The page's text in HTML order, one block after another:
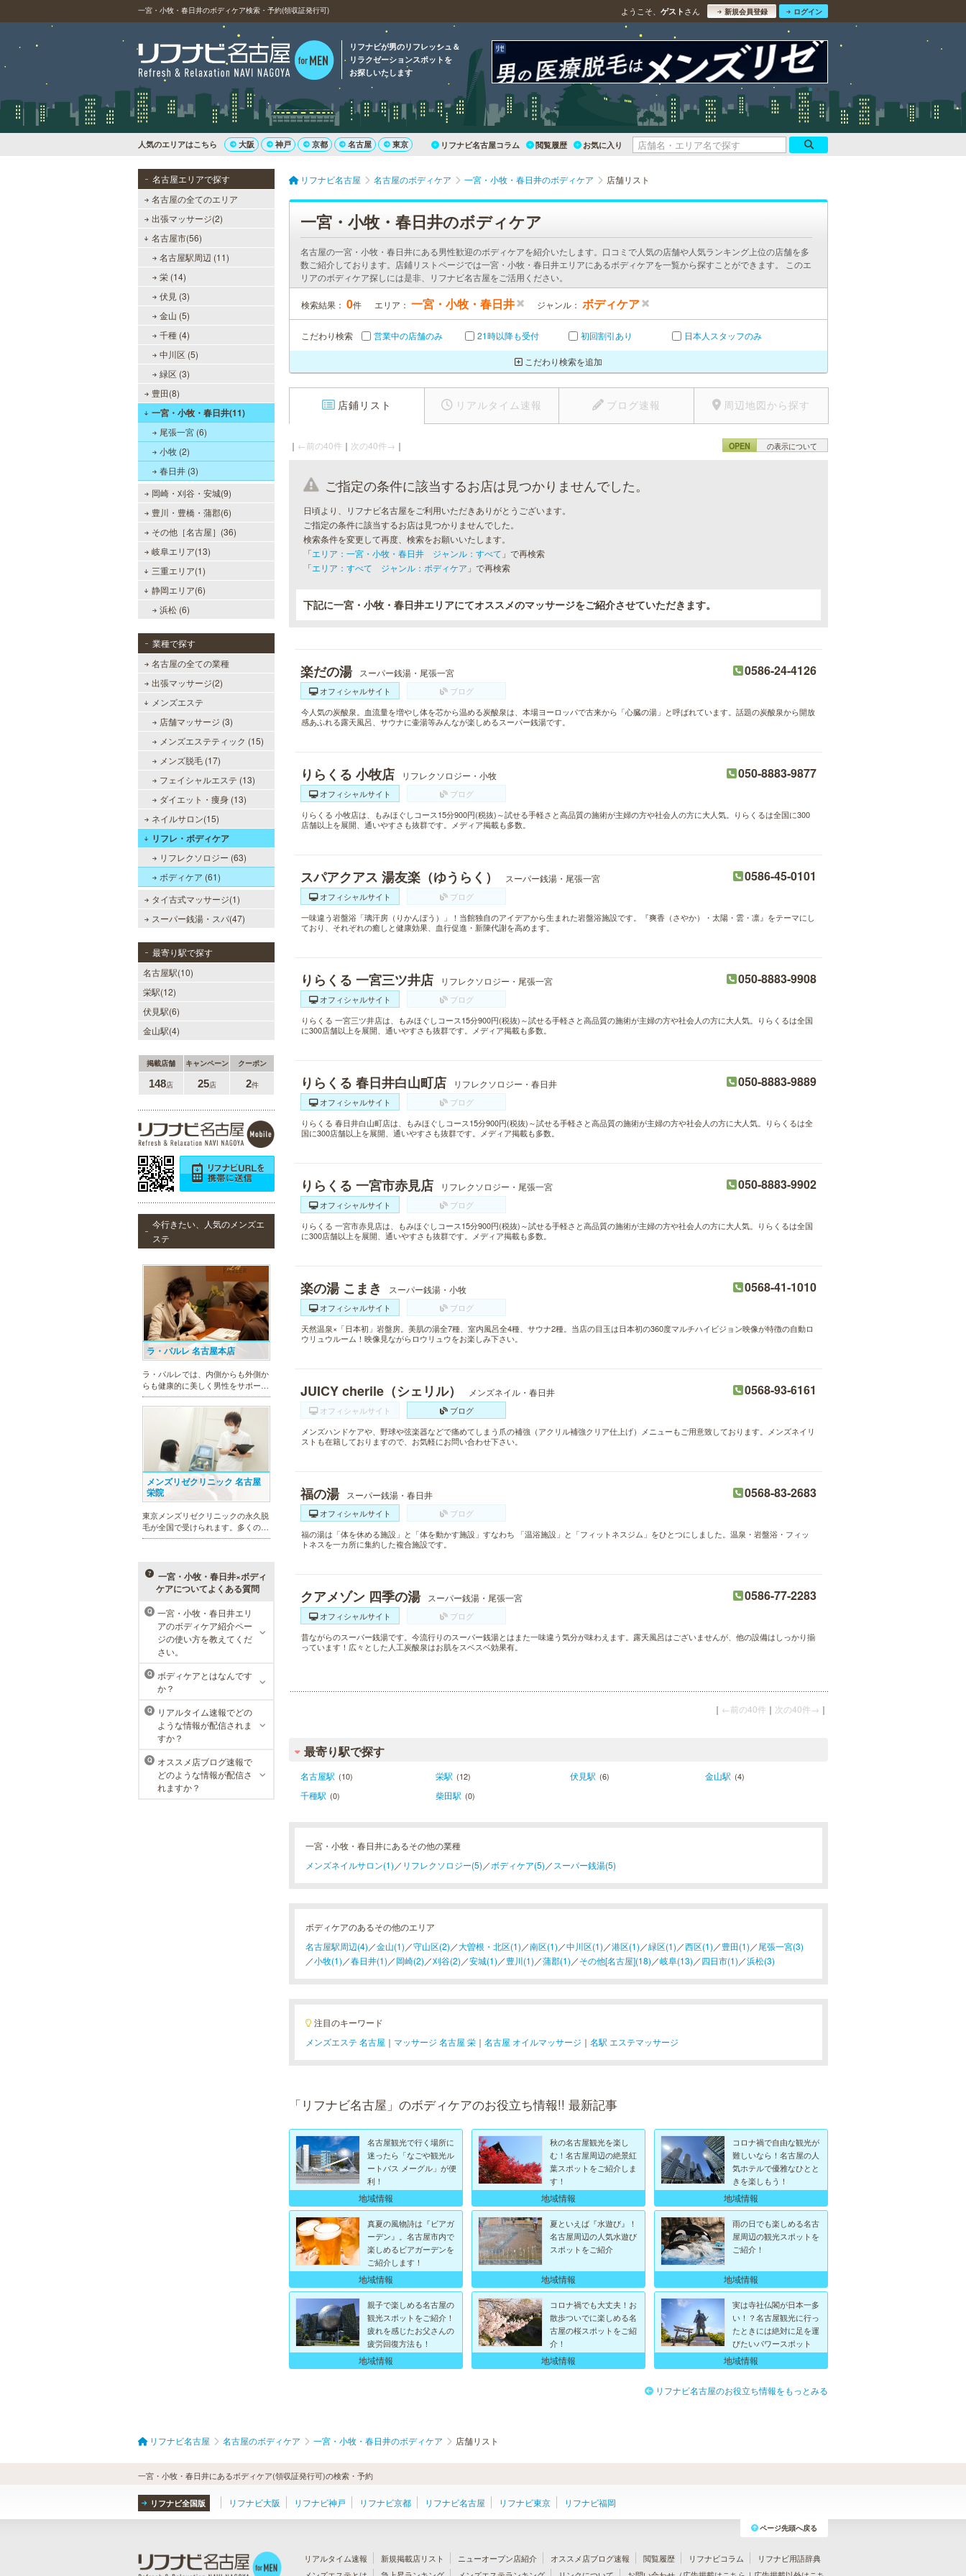
一宮・小牧・春日井のボディケア検索・予約(領収証発行可) ようこそ、 ゲスト さん 新規会員登録 ログイン
リフナビが男のリフレッシュ＆
リラクゼーションスポットを
お探しいたします
人気のエリアはこちら 大阪 神戸 京都 名古屋 東京 リフナビ名古屋コラム 閲覧履歴 お気に入り
名古屋エリアで探す
名古屋の全てのエリア
出張マッサージ(2)
名古屋市(56)
名古屋駅周辺 (11)
栄 (14)
伏見 (3)
金山 (5)
千種 (4)
中川区 (5)
緑区 (3)
豊田(8)
一宮・小牧・春日井(11)
尾張一宮 (6)
小牧 (2)
春日井 (3)
岡崎・刈谷・安城(9)
豊川・豊橋・蒲郡(6)
その他［名古屋］(36)
岐阜エリア(13)
三重エリア(1)
静岡エリア(6)
浜松 (6)
業種で探す
名古屋の全ての業種
出張マッサージ(2)
メンズエステ
店舗マッサージ (3)
メンズエステティック (15)
メンズ脱毛 (17)
フェイシャルエステ (13)
ダイエット・痩身 (13)
ネイルサロン(15)
リフレ・ボディケア
リフレクソロジー (63)
ボディケア (61)
タイ古式マッサージ(1)
スーパー銭湯・スパ(47)
最寄り駅で探す
名古屋駅(10)
栄駅(12)
伏見駅(6)
金山駅(4)
掲載店舗 キャンペーン クーポン
148店 25店 2件
今行きたい、人気のメンズエ
ステ
ラ・パルレ 名古屋本店
ラ・パルレでは、内側からも外側か
らも健康的に美しく男性をサポー
ト。脱メタボリックやダイエット、
マッチョコースやにきび内外コー
ス、アロマトリートメント等多彩な
メニューをご用意。お得な体験コー
スも多数！
メンズリゼクリニック 名古屋
栄院
東京メンズリゼクリニックの永久脱
毛が全国で受けられます。多くの男
性患者様にご支持頂き、新宿1院か
展開するクリニックになりました。
MEN’S TBC 名古屋本店
メンズTBCは、創業以来男性の健康
的な美を追究してきました。豊富な
脱毛メニューを始め、フェイシャル
ケア、下腹引き締め等、各種お得な
体験コースを取り揃えています。選
べる種類の多さで初めての方も安心
です。
一宮・小牧・春日井×ボディ
ケアについてよくある質問
Q
一宮・小牧・春日井エリ
アのボディケア紹介ペー
ジの使い方を教えてくだ
さい。
Q
ボディケアとはなんです
か？
Q
リアルタイム速報でどの
ような情報が配信されま
すか？
Q
オススメ店ブログ速報で
どのような情報が配信さ
れますか？
リフナビ名古屋 名古屋のボディケア 一宮・小牧・春日井のボディケア 店舗リスト
一宮・小牧・春日井のボディケア
名古屋の一宮・小牧・春日井にある男性歓迎のボディケアを紹介いたします。口コミで人気の店舗や人気ランキング上位の店舗を多
数ご紹介しております。店鋪リストページでは一宮・小牧・春日井エリアにあるボディケアを一覧から探すことができます。 このエ
リアのボディケア探しには是非、リフナビ名古屋をご活用ください。
検索結果： 0件 エリア： 一宮・小牧・春日井 ジャンル： ボディケア
こだわり検索 営業中の店舗のみ 21時以降も受付 初回割引あり 日本人スタッフのみ
こだわり検索を追加
店鋪リスト リアルタイム速報 ブログ速報 周辺地図から探す
｜ ←前の40件 ｜ 次の40件→ ｜ OPEN の表示について
ご指定の条件に該当するお店は見つかりませんでした。
日頃より、リフナビ名古屋をご利用いただきありがとうございます。
ご指定の条件に該当するお店は見つかりませんでした。
検索条件を変更して再度、検索をお願いいたします。
「エリア：一宮・小牧・春日井 ジャンル：すべて 」で再検索
「エリア：すべて ジャンル：ボディケア 」で再検索
下記に一宮・小牧・春日井エリアにてオススメのマッサージをご紹介させていただきます。
楽だの湯 スーパー銭湯・尾張一宮 0586-24-4126
オフィシャルサイト
ブログ
今人気の炭酸泉。血流量を増やし体を芯から温める炭酸泉は、本場ヨーロッパで古来から「心臓の湯」と呼ばれています。話題の炭酸泉から開放
感あふれる露天風呂、サウナに壷湯等みんなが楽しめるスーパー銭湯です。
りらくる 小牧店 リフレクソロジー・小牧 050-8883-9877
オフィシャルサイト
ブログ
りらくる 小牧店は、もみほぐしコース15分900円(税抜)～試せる手軽さと高品質の施術が主婦の方や社会人の方に大人気。りらくるは全国に300
店舗以上を展開、通いやすさも抜群です。メディア掲載も多数。
スパアクアス 湯友楽（ゆうらく） スーパー銭湯・尾張一宮 0586-45-0101
オフィシャルサイト
ブログ
一味違う岩盤浴「璃汗房（りかんぼう）」！当館独自のアイデアから生まれた岩盤浴施設です。『爽香（さやか）・太陽・雲・凛』をテーマにし
ており、それぞれの癒しと健康効果、血行促進・新陳代謝を高めます。
りらくる 一宮三ツ井店 リフレクソロジー・尾張一宮 050-8883-9908
オフィシャルサイト
ブログ
りらくる 一宮三ツ井店は、もみほぐしコース15分900円(税抜)～試せる手軽さと高品質の施術が主婦の方や社会人の方に大人気。りらくるは全国
に300店舗以上を展開、通いやすさも抜群です。メディア掲載も多数。
りらくる 春日井白山町店 リフレクソロジー・春日井 050-8883-9889
オフィシャルサイト
ブログ
りらくる 春日井白山町店は、もみほぐしコース15分900円(税抜)～試せる手軽さと高品質の施術が主婦の方や社会人の方に大人気。りらくるは全
国に300店舗以上を展開、通いやすさも抜群です。メディア掲載も多数。
りらくる 一宮市赤見店 リフレクソロジー・尾張一宮 050-8883-9902
オフィシャルサイト
ブログ
りらくる 一宮市赤見店は、もみほぐしコース15分900円(税抜)～試せる手軽さと高品質の施術が主婦の方や社会人の方に大人気。りらくるは全国
に300店舗以上を展開、通いやすさも抜群です。メディア掲載も多数。
楽の湯 こまき スーパー銭湯・小牧 0568-41-1010
オフィシャルサイト
ブログ
天然温泉×「日本初」岩盤房。美肌の湯全7種、室内風呂全4種、サウナ2種。当店の目玉は日本初の360度マルチハイビジョン映像が特徴の自動ロ
ウリュウルーム！映像見ながらロウリュウをお楽しみ下さい。
JUICY cherile（シェリル） メンズネイル・春日井 0568-93-6161
オフィシャルサイト
ブログ
メンズハンドケアや、野球や弦楽器などで痛めてしまう爪の補強（アクリル補強クリア仕上げ）メニューもご用意致しております。メンズネイリ
ストも在籍しておりますので、お気軽にお問い合わせ下さい。
福の湯 スーパー銭湯・春日井 0568-83-2683
オフィシャルサイト
ブログ
福の湯は「体を休める施設」と「体を動かす施設」すなわち 「温浴施設」と「フィットネスジム」をひとつにしました。温泉・岩盤浴・フィッ
トネスを一カ所に集約した複合施設です。
クアメゾン 四季の湯 スーパー銭湯・尾張一宮 0586-77-2283
オフィシャルサイト
ブログ
昔ながらのスーパー銭湯です。今流行りのスーパー銭湯とはまた一味違う気分が味わえます。露天風呂はございませんが、他の設備はしっかり揃
っています！広々とした人工炭酸泉はお肌をスベスベ効果有。
｜ ←前の40件 ｜ 次の40件→ ｜
最寄り駅で探す
名古屋駅 (10) 栄駅 (12) 伏見駅 (6) 金山駅 (4)
千種駅 (0) 柴田駅 (0)
一宮・小牧・春日井にあるその他の業種
メンズネイルサロン(1) ／ リフレクソロジー(5) ／ボディケア(5) ／ スーパー銭湯(5)
ボディケアのあるその他のエリア
名古屋駅周辺(4) ／金山(1) ／守山区(2) ／大曽根・北区(1) ／南区(1) ／中川区(1) ／港区(1) ／緑区(1) ／西区(1) ／豊田(1) ／尾張一宮(3)
／小牧(1) ／春日井(1) ／岡崎(2) ／刈谷(2) ／安城(1) ／豊川(1) ／蒲郡(1) ／その他[名古屋](18) ／岐阜(13) ／四日市(1) ／浜松(3)
注目のキーワード
メンズエステ 名古屋 ｜ マッサージ 名古屋 栄 ｜ 名古屋 オイルマッサージ ｜ 名駅 エステマッサージ
「リフナビ名古屋」のボディケアのお役立ち情報!! 最新記事
名古屋観光で行く場所に
迷ったら「なごや観光ル
ートバス メーグル」が便
利！
地域情報
秋の名古屋観光を楽し
む！名古屋周辺の絶景紅
葉スポットをご紹介しま
す！
地域情報
コロナ禍で自由な観光が
難しいなら！名古屋の人
気ホテルで優雅なひとと
きを楽しもう！
地域情報
真夏の風物詩は『ビアガ
ーデン』。名古屋市内で
楽しめるビアガーデンを
ご紹介します！
地域情報
夏といえば『水遊び』！
名古屋周辺の人気水遊び
スポットをご紹介
地域情報
雨の日でも楽しめる名古
屋周辺の観光スポットを
ご紹介！
地域情報
親子で楽しめる名古屋の
観光スポットをご紹介！
疲れを感じたお父さんの
疲労回復方法も！
地域情報
コロナ禍でも大丈夫！お
散歩ついでに楽しめる名
古屋の桜スポットをご紹
介！
地域情報
実は寺社仏閣が日本一多
い！？名古屋観光に行っ
たときには絶対に足を運
びたいパワースポット
地域情報
リフナビ名古屋のお役立ち情報をもっとみる
リフナビ名古屋 名古屋のボディケア 一宮・小牧・春日井のボディケア 店舗リスト
一宮・小牧・春日井にあるボディケア(領収証発行可)の検索・予約
リフナビ全国版 リフナビ大阪 リフナビ神戸 リフナビ京都 リフナビ名古屋 リフナビ東京 リフナビ福岡
ページ先頭へ戻る
リアルタイム速報 新規掲載店リスト ニューオープン店紹介 オススメ店ブログ速報 閲覧履歴 リフナビコラム
リフナビ用語辞典